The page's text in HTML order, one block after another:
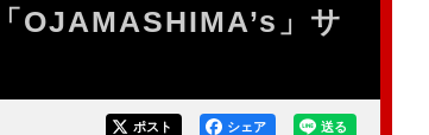
OJAMASHIMA’s」サ
送る
シェア
ポスト